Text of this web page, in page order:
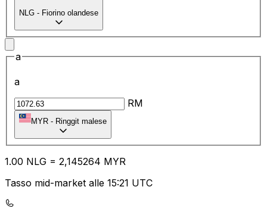
NLG - Fiorino olandese
a
a
RM
MYR - Ringgit malese
1.00 NLG = 2,145264 MYR
Tasso mid-market alle 15:21 UTC